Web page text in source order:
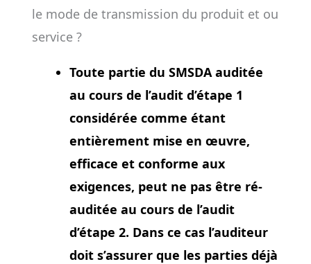
le mode de transmission du produit et ou
service ?
Toute partie du SMSDA auditée
au cours de l’audit d’étape 1
considérée comme étant
entièrement mise en œuvre,
efficace et conforme aux
exigences, peut ne pas être ré-
auditée au cours de l’audit
d’étape 2. Dans ce cas l’auditeur
doit s’assurer que les parties déjà